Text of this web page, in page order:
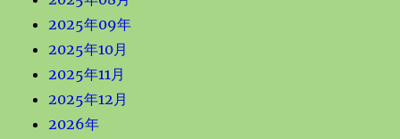
2025年09年
2025年10月
2025年11月
2025年12月
2026年